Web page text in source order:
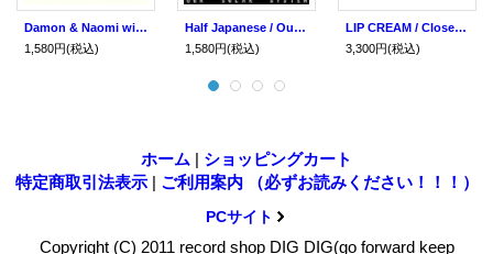
Damon & Naomi with Ghost / Damon & Naomi with Ghost (cd) Drag City
1,580円(税込)
Half Japanese / Our Solar System (cd) Drag City
1,580円(税込)
LIP CREAM / Close to The Edge (cd)(Lp)(tape) Relapse
3,300円(税込)
ホーム | ショッピングカート
特定商取引法表示 | ご利用案内 （必ずお読みください！！！）
PCサイト
Copyright (C) 2011 record shop DIG DIG(go forward keep